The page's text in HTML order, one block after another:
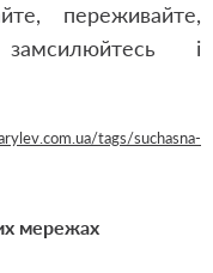
переживайте,
і
tags/suchasna-
мережах